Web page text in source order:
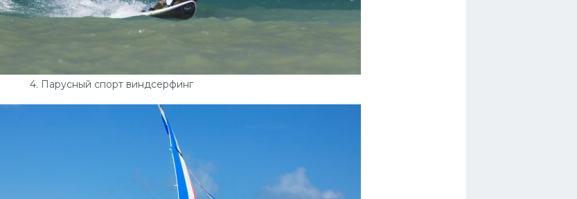
4. Парусный спорт виндсерфинг